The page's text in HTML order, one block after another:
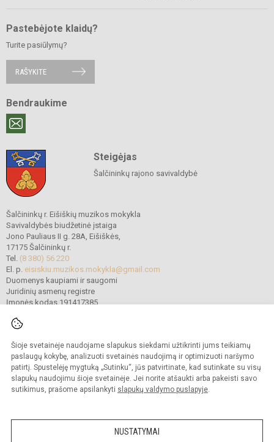
Šioje svetainėje naudojame slapukus siekdami užtikrinti jums teikiamų
paslaugų kokybę, analizuoti svetainės naudojimą ir optimizuoti naršymo
patirtį. Spustelėję mygtuką „Sutinku“, jūs patvirtinate, kad sutinkate su visų
slapukų naudojimu šioje svetainėje. Jei norite atšaukti arba pakeisti savo
sutikimus, prašome apsilankyti slapukų valdymo puslapyje.
NUSTATYMAI
Pastebėjote klaidų?
Turite pasiūlymų?
RAŠYKITE
Bendraukime
Steigėjas
Šalčininkų rajono savivaldybė
Šalčininkų r. Eišiškių muzikos mokykla
Savivaldybės biudžetinė įstaiga
Jono Pauliaus II g. 28A, Eišiškės,
17175 Šalčininkų r.
Tel. (8 380) 56 220
El. p. eisiskiu.muzikos.mokykla@gmail.com
Duomenys kaupiami ir saugomi
Juridinių asmenų registre
Įmonės kodas 191417385
© 2022. Šalčininkų r. Eišiškių muzikos mokykla. Visos teisės saugomos.
Kopijuoti turinį be raštiško mokyklos vadovybės sutikimo griežtai draudžiama.
Prieinamumo paraiška Slapukų politika
Sumanus būdas atnaujinti